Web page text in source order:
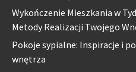
Wykończenie Mieszkania w
Metody Realizacji Twojego
Pokoje sypialne: Inspiracje i
wnętrza